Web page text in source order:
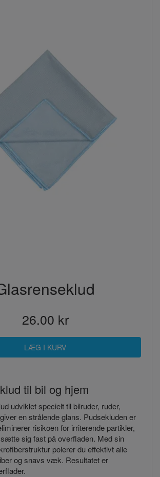
26.00 kr
til bil og hjem
udviklet specielt til bilruder, ruder,
en strålende glans. Pudsekluden er
risikoen for irriterende partikler,
sig fast på overfladen. Med sin
polerer du effektivt alle
og snavs væk. Resultatet er